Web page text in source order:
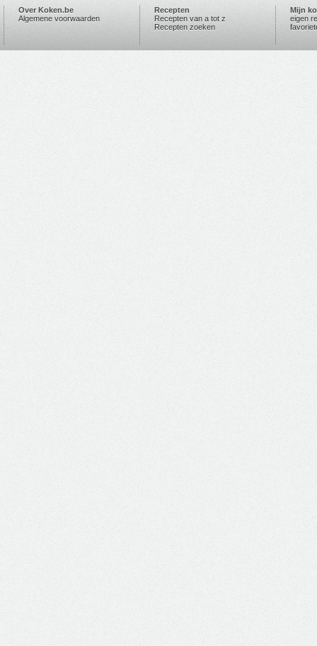
Over Koken.be
Algemene voorwaarden
Recepten
Recepten van a tot z
Recepten zoeken
Mijn
eigen